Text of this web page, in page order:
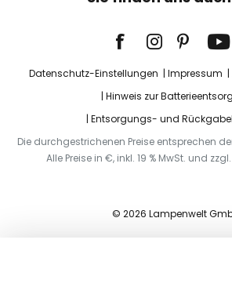
Datenschutz-Einstellungen Impressum
Hinweis zur
Entsorgungs- und
Die durchgestrichenen Preise entsprechen
Alle Preise in €, inkl. 19 % MwSt. und
© 2026 Lampenwelt